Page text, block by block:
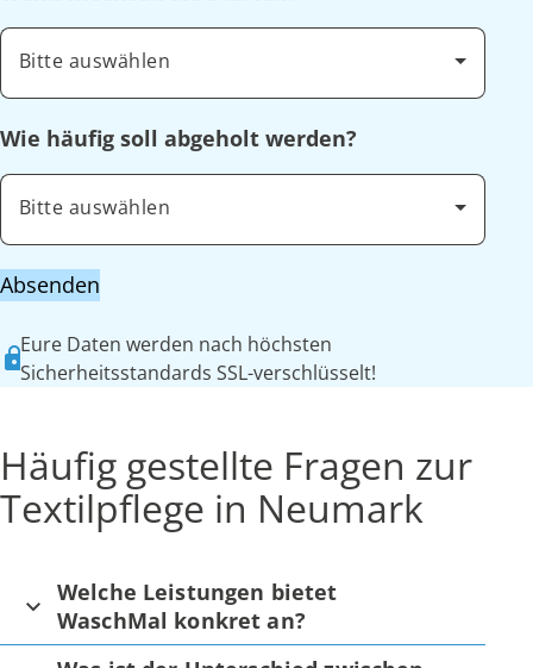
Bitte auswählen
Wie häufig soll abgeholt werden?
Bitte auswählen
Absenden
Eure Daten werden nach höchsten
Sicherheitsstandards SSL-verschlüsselt!
Häufig gestellte Fragen zur
Textilpflege in Neumark
Welche Leistungen bietet
WaschMal konkret an?